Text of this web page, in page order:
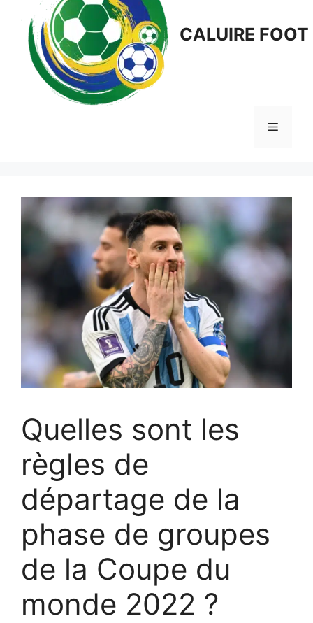
CALUIRE FOOT
Menu
Quelles sont les
règles de
départage de la
phase de groupes
de la Coupe du
monde 2022 ?